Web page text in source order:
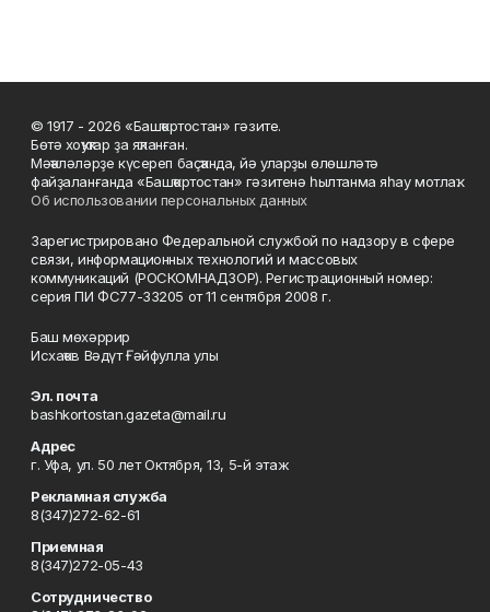
© 1917 - 2026 «Башҡортостан» гәзите.
Бөтә хоҡуҡтар ҙа яҡланған.
Мәҡәләләрҙе күсереп баҫҡанда, йә уларҙы өлөшләтә
файҙаланғанда «Башҡортостан» гәзитенә һылтанма яһау мотлаҡ.
Об использовании персональных данных
Зарегистрировано Федеральной службой по надзору в сфере
связи, информационных технологий и массовых
коммуникаций (РОСКОМНАДЗОР). Регистрационный номер:
серия ПИ ФС77-33205 от 11 сентября 2008 г.
Баш мөхәррир
Исхаҡов Вәдүт Ғәйфулла улы
Эл. почта
bashkortostan.gazeta@mail.ru
Адрес
г. Уфа, ул. 50 лет Октября, 13, 5-й этаж
Рекламная служба
8(347)272-62-61
Приемная
8(347)272-05-43
Сотрудничество